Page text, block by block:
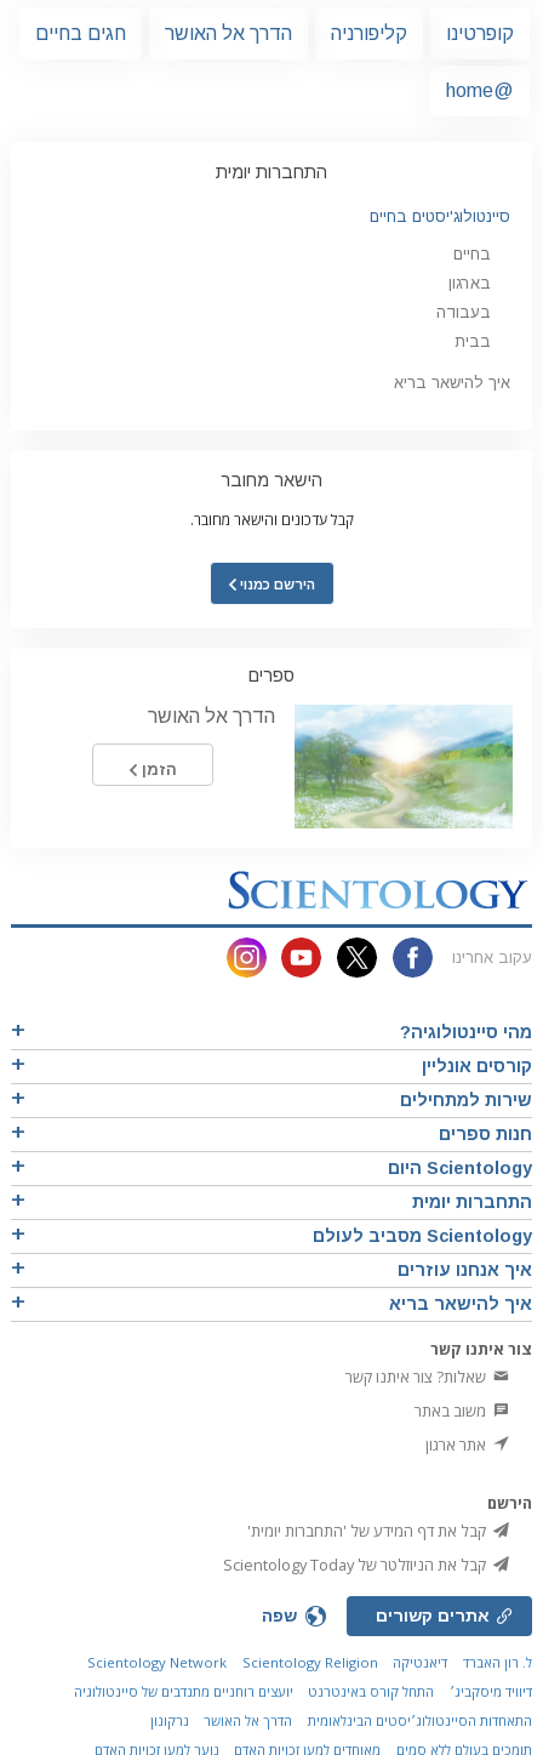
קופרטינו קליפורניה הדרך אל האושר חגים בחיים
@home
התחברות יומית
סיינטולוג'יסטים בחיים
בחיים
בארגון
בעבודה
בבית
איך להישאר בריא
הישאר מחובר
קבל עדכונים והישאר מחובר.
הירשם כמנוי
ספרים
הדרך אל האושר
הזמן
עקוב אחרינו
מהי סיינטולוגיה?
קורסים אונליין
שירות למתחילים
חנות ספרים
Scientology היום
התחברות יומית
Scientology מסביב לעולם
איך אנחנו עוזרים
איך להישאר בריא
צור איתנו קשר
שאלות? צור איתנו קשר
משוב באתר
אתר ארגון
הירשם
קבל את דף המידע של 'התחברות יומית'
קבל את הניוזלטר של Scientology Today
אתרים קשורים שפה
ל. רון האברד דיאנטיקה Scientology Network
Scientology Religion
דיוויד מיסקביג׳
התחל קורס באינטרנט
יועצים רוחניים מתנדבים של סיינטולוגיה
התאחדות הסיינטולוג׳יסטים הבינלאומית
הדרך אל האושר
נרקונון
תומכים בעולם ללא סמים
מאוחדים למען זכויות האדם נוער למען זכויות האדם